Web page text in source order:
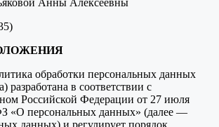
Анны Алексеевны
обработки персональных данных
в соответствии с
Российской Федерации от 27 июля
«О персональных данных» (далее —